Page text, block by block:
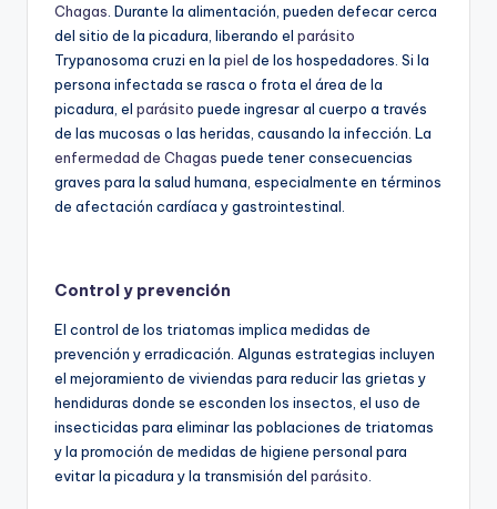
Chagas . Durante la alimentación, pueden defecar cerca
del sitio de la picadura, liberando el parásito
Trypanosoma cruzi en la piel de los hospedadores. Si la
persona infectada se rasca o frota el área de la
picadura, el parásito puede ingresar al cuerpo a través
de las mucosas o las heridas, causando la infección. La
enfermedad de Chagas puede tener consecuencias
graves para la salud humana, especialmente en términos
de afectación cardíaca y gastrointestinal.
Control y prevención
El control de los triatomas implica medidas de
prevención y erradicación. Algunas estrategias incluyen
el mejoramiento de viviendas para reducir las grietas y
hendiduras donde se esconden los insectos, el uso de
insecticidas para eliminar las poblaciones de triatomas
y la promoción de medidas de higiene personal para
evitar la picadura y la transmisión del parásito